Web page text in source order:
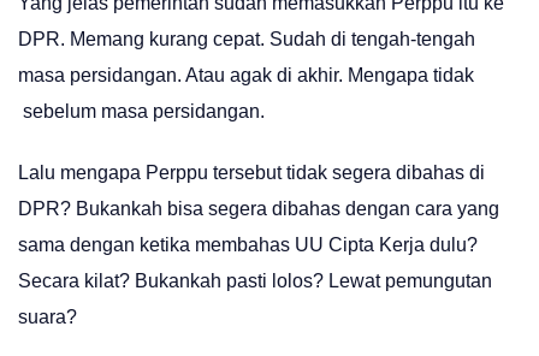
DPR. Memang kurang cepat. Sudah di tengah-tengah
masa persidangan. Atau agak di akhir. Mengapa tidak
sebelum masa persidangan.
Lalu mengapa Perppu tersebut tidak segera dibahas di
DPR? Bukankah bisa segera dibahas dengan cara yang
sama dengan ketika membahas UU Cipta Kerja dulu?
Secara kilat? Bukankah pasti lolos? Lewat pemungutan
suara?